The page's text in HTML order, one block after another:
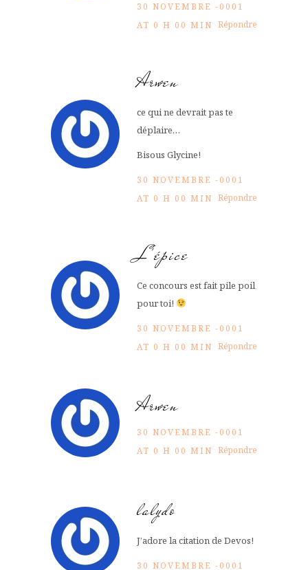
30 NOVEMBRE -0001
AT 0 H 00 MIN Répondre
Arwen
ce qui ne devrait pas te
déplaire…
Bisous Glycine!
30 NOVEMBRE -0001
AT 0 H 00 MIN Répondre
L'épice
Ce concours est fait pile poil
pour toi!
30 NOVEMBRE -0001
AT 0 H 00 MIN Répondre
Arwen
30 NOVEMBRE -0001
AT 0 H 00 MIN Répondre
lalydo
J’adore la citation de Devos!
30 NOVEMBRE -0001